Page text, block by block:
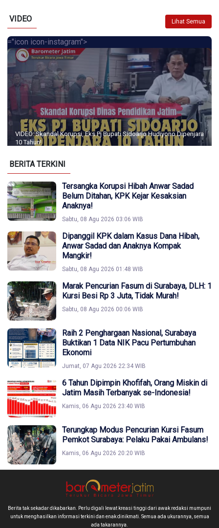
VIDEO Lihat Semua
="icon icon-instagram">
VIDEO: Skandal Korupsi, Eks Pj Bupati Sidoarjo Hudiyono Dipenjara
10 Tahun!
BERITA TERKINI
Tersangka Korupsi Hibah Anwar Sadad
Belum Ditahan, KPK Kejar Kesaksian
Anaknya!
Sabtu, 08 Agu 2026 03:06 WIB
Dipanggil KPK dalam Kasus Dana Hibah,
Anwar Sadad dan Anaknya Kompak
Mangkir!
Sabtu, 08 Agu 2026 01:48 WIB
Marak Pencurian Fasum di Surabaya, DLH: 1
Kursi Besi Rp 3 Juta, Tidak Murah!
Sabtu, 08 Agu 2026 00:06 WIB
Raih 2 Penghargaan Nasional, Surabaya
Buktikan 1 Data NIK Pacu Pertumbuhan
Ekonomi
Jumat, 07 Agu 2026 22:34 WIB
6 Tahun Dipimpin Khofifah, Orang Miskin di
Jatim Masih Terbanyak se-Indonesia!
Kamis, 06 Agu 2026 23:40 WIB
Terungkap Modus Pencurian Kursi Fasum
Pemkot Surabaya: Pelaku Pakai Ambulans!
Kamis, 06 Agu 2026 20:20 WIB
Berita tak sekadar dikabarkan. Perlu digali lewat kreasi tinggi dari awak redaksi mumpuni
untuk menghasilkan informasi terkini dan enak dinikmati. Semua ada ukurannya, semua
ada takarannya.